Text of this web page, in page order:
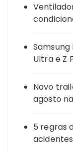
Samsung
Ultra e Z
Novo
agosto
5 regras